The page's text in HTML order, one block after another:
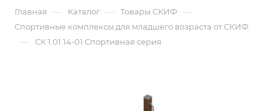
Главная — Каталог — Товары СКИФ —
Спортивные комплексы для младшего возраста от СКИФ
— СК 1.01.14-01 Спортивная серия